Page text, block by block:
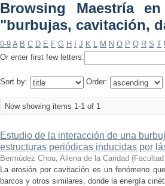
Browsing
daños, láser,
Browsing Maestría
"burbujas, cavitación,
0-9 A B C D E F G H J K L M N O P Q R S T
Or enter first few letters:
Sort by: Order:
Now showing items 1-1 of 1
Estudio de la interacción de una
estructuras periódicas inducidas por
Bermúdez Chou, Aliena de la Caridad (
La erosión por cavitación es un fenómeno
barcos y otros similares, donde la energía